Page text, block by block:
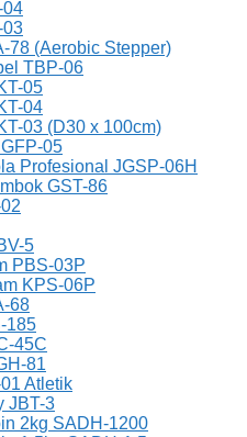
04
03
78 (Aerobic Stepper)
TBP-06
05
04
03 (D30 x 100cm)
05
Profesional JGSP-06H
GST-86
5
PBS-03P
KPS-06P
68
185
45C
81
Atletik
JBT-3
2kg SADH-1200